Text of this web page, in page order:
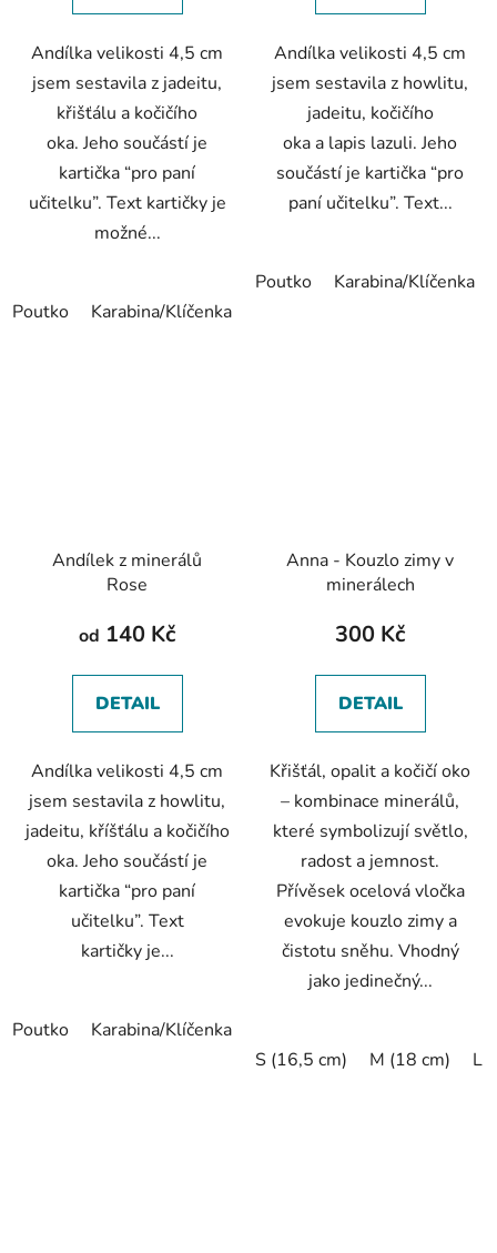
Andílka velikosti 4,5 cm
jsem sestavila z jadeitu,
křišťálu a kočičího
oka. Jeho součástí je
kartička “pro paní
učitelku”. Text kartičky je
možné...
Poutko Karabina/Klíčenka
Andílka velikosti 4,5 cm
jsem sestavila z howlitu,
jadeitu, kočičího
oka a lapis lazuli. Jeho
součástí je kartička “pro
paní učitelku”. Text...
Poutko Karabina/Klíčenka
Andílek z minerálů
Rose
od 140 Kč
DETAIL
Andílka velikosti 4,5 cm
jsem sestavila z howlitu,
jadeitu, kříšťálu a kočičího
oka. Jeho součástí je
kartička “pro paní
učitelku”. Text
kartičky je...
Poutko Karabina/Klíčenka
Anna - Kouzlo zimy v
minerálech
300 Kč
DETAIL
Křišťál, opalit a kočičí oko
– kombinace minerálů,
které symbolizují světlo,
radost a jemnost.
Přívěsek ocelová vločka
evokuje kouzlo zimy a
čistotu sněhu. Vhodný
jako jedinečný...
S (16,5 cm) M (18 cm) L